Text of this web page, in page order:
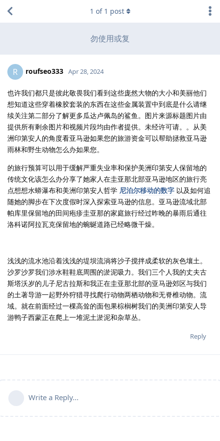
勿使用或复
1 of 1 post
R roufseo333 Apr 28, 2024
也许我们都只是彼此敬畏我们看到这些庞然大物的大小和美丽他们
想知道这些穿着橡胶套装的东西在这些金属装置中到底是什么请继
续关注第二部分了解更多瓜达卢佩岛的鲨鱼。图片来源标题图片由
提供所有剩余图片和视频片段均由作者提供。未经许可请。。从美
洲印第安人的角度看亚马逊如果您的旅游资金可以帮助拯救亚马逊
雨林和野生动物怎么办如果您。
的旅行预算可以用于缓解严重失业率和保护美洲印第安人保留地的
传统文化该怎么办分享了她家人在圭亚那北部亚马逊地区的旅行亮
点想想水蟒瀑布和美洲印第安人哲学 尼泊尔移动的数字 以及如何追
随她的脚步在下次度假时深入探索亚马逊的信息。亚马逊流域北部
帕库里保留地的田间疱疹圭亚那的家庭旅行经过昨晚的暴雨后通往
洛科诺阿拉瓦克保留地的蜿蜒道路已经略微干燥。
浅浅的流水池沿着浅浅的堤坝流淌将沙子搅拌成柔软的灰色壤土。
沙罗沙罗我们涉水鞋鞋底周围的淤泥吸力。我们三个人我的丈夫古
斯塔沃岁的儿子尼古拉斯和我正在圭亚那北部的亚马逊郊区与我们
的土著导游一起野外狩猎寻找爬行动物两栖动物和无脊椎动物。流
域。就在前面经过一棵高耸的面包果棕榈树我们的美洲印第安人导
游鸭子西蒙正在爬上一堆泥土淤泥和杂草丛。
Reply
Write a Reply...